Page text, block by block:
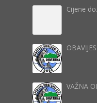
Cijene
VAŽNA